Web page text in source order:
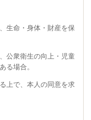
生命・身体・財産を保
公衆衛生の向上・児童
る場合。
上で、本人の同意を求